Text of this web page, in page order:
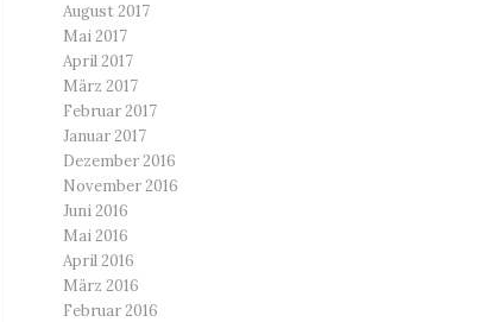
August 2017
Mai 2017
April 2017
März 2017
Februar 2017
Januar 2017
Dezember 2016
November 2016
Juni 2016
Mai 2016
April 2016
März 2016
Februar 2016